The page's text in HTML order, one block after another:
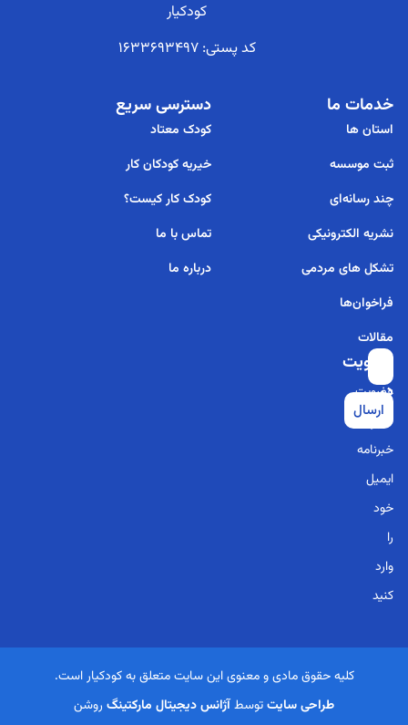
کودکیار
کد پستی: 1633693497
خدمات ما
استان ها
ثبت موسسه
چند رسانه‌ای
نشریه الکترونیکی
تشکل های مردمی
فراخوان‌ها
مقالات
دسترسی سریع
کودک معتاد
خیریه کودکان کار
کودک کار کیست؟
تماس با ما
درباره ما
عضویت
در
خبرنامه
برای
عضویت
در
خبرنامه
ایمیل
خود
را
وارد
کنید
ارسال
کلیه حقوق مادی و معنوی این سایت متعلق به کودکیار است.
طراحی سایتتوسطآژانس دیجیتال مارکتینگ روشن